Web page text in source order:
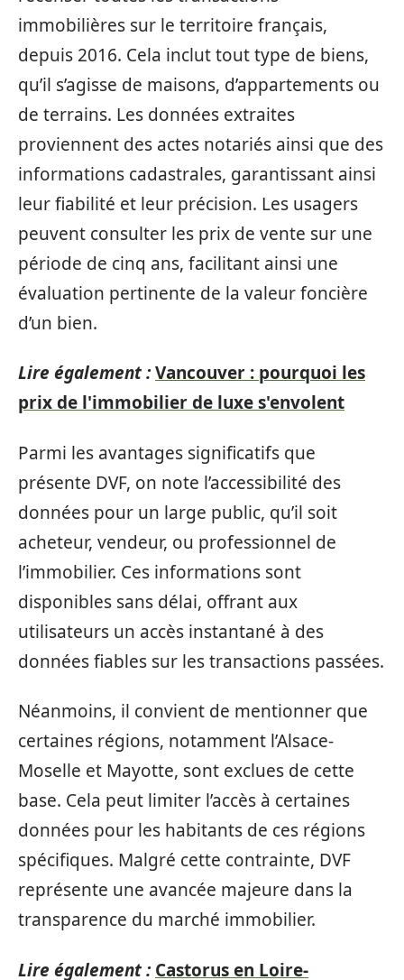
immobilières sur le territoire français,
depuis 2016. Cela inclut tout type de biens,
qu’il s’agisse de maisons, d’appartements ou
de terrains. Les données extraites
proviennent des actes notariés ainsi que des
informations cadastrales, garantissant ainsi
leur fiabilité et leur précision. Les usagers
peuvent consulter les prix de vente sur une
période de cinq ans, facilitant ainsi une
évaluation pertinente de la valeur foncière
d’un bien.
Lire également :Vancouver : pourquoi les
prix de l'immobilier de luxe s'envolent
Parmi les avantages significatifs que
présente DVF, on note l’accessibilité des
données pour un large public, qu’il soit
acheteur, vendeur, ou professionnel de
l’immobilier. Ces informations sont
disponibles sans délai, offrant aux
utilisateurs un accès instantané à des
données fiables sur les transactions passées.
Néanmoins, il convient de mentionner que
certaines régions, notamment l’Alsace-
Moselle et Mayotte, sont exclues de cette
base. Cela peut limiter l’accès à certaines
données pour les habitants de ces régions
spécifiques. Malgré cette contrainte, DVF
représente une avancée majeure dans la
transparence du marché immobilier.
Lire également : Castorus en Loire-